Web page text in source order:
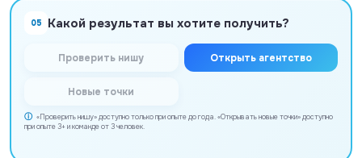
05 Какой результат вы хотите получить?
Проверить нишу Открыть агентство
Новые точки
«Проверить нишу» доступно только при опыте до года. «Открывать новые точки» доступно
при опыте 3+ и команде от 3 человек.